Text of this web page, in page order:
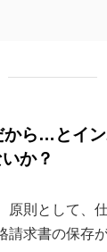
から…とイ
か？
原則として、
請求書の保存